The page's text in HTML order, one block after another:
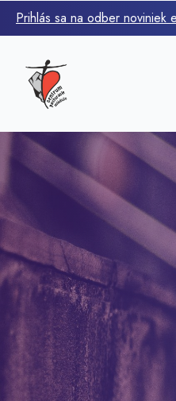
Prihlás sa na odber noviniek